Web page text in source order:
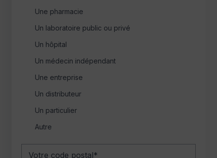
Une pharmacie
Un laboratoire public ou privé
Un hôpital
Un médecin indépendant
Une entreprise
Un distributeur
Un particulier
Autre